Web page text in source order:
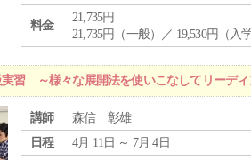
料金
21,735円
21,735円（一般）／ 19,530円（入
習 ～様々な展開法を使いこなしてリーディ
講師
森信 彰雄
日程
4月 11日 ～ 7月 4日